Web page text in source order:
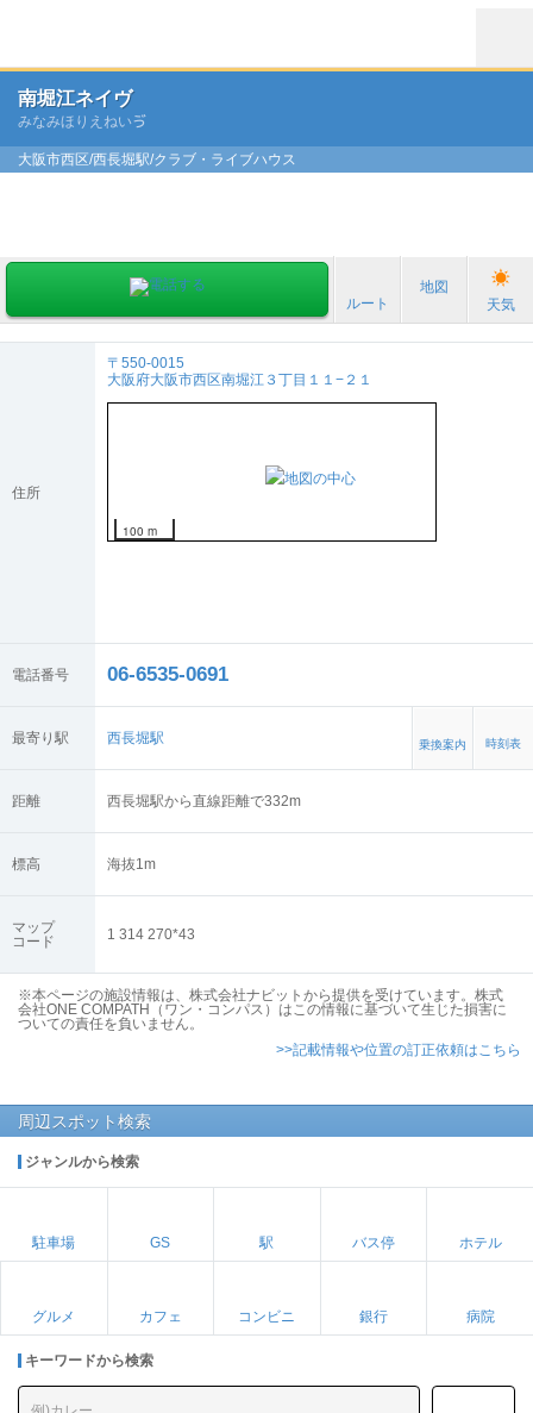
南堀江ネイヴ
みなみほりえねいゔ
大阪市西区/西長堀駅/クラブ・ライブハウス
ルート
地図
天気
住所
〒550-0015
大阪府大阪市西区南堀江３丁目１１−２１
100 m
電話番号 06-6535-0691
最寄り駅 西長堀駅 乗換案内 時刻表
距離 西長堀駅から直線距離で332m
標高 海抜1m
マップ
コード
1 314 270*43
※本ページの施設情報は、株式会社ナビットから提供を受けています。株式
会社ONE COMPATH（ワン・コンパス）はこの情報に基づいて生じた損害に
ついての責任を負いません。
>>記載情報や位置の訂正依頼はこちら
周辺スポット検索
ジャンルから検索
駐車場 GS 駅 バス停 ホテル
グルメ カフェ コンビニ 銀行 病院
キーワードから検索